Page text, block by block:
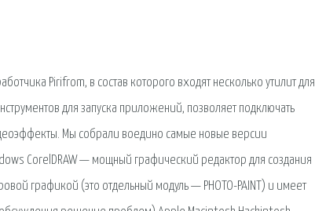
Pirifrom, в состав которого входят несколько утилит для
для запуска приложений, позволяет подключать
Мы собрали воедино самые новые версии
CorelDRAW — мощный графический редактор для создания
графикой (это отдельный модуль — PHOTO-PAINT) и имеет